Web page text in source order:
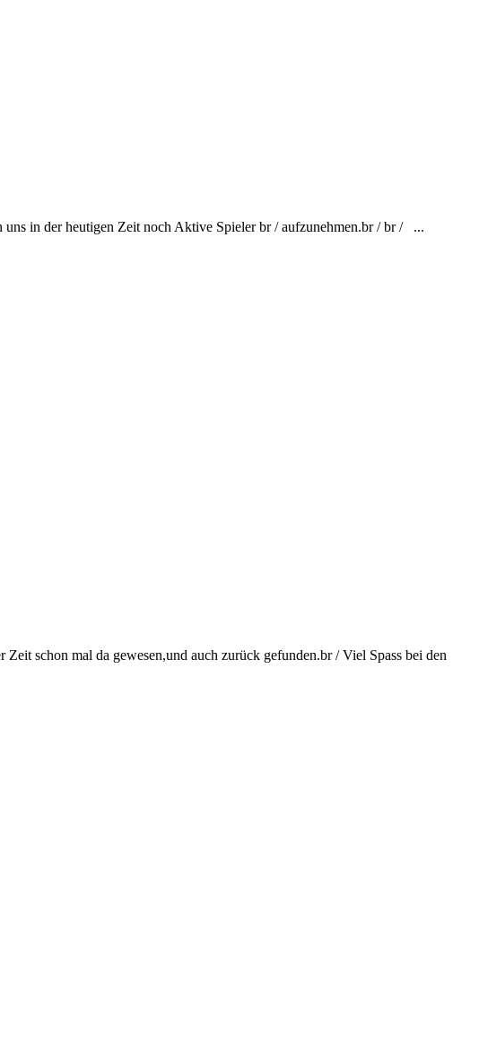
in der heutigen Zeit noch Aktive Spieler br / aufzunehmen.br / br / ...
schon mal da gewesen,und auch zurück gefunden.br / Viel Spass bei den